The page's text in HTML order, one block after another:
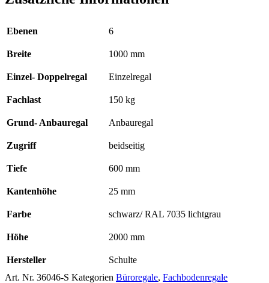
Ebenen 6
Breite 1000 mm
Einzel- Doppelregal Einzelregal
Fachlast 150 kg
Grund- Anbauregal Anbauregal
Zugriff beidseitig
Tiefe 600 mm
Kantenhöhe 25 mm
Farbe schwarz/ RAL 7035 lichtgrau
Höhe 2000 mm
Hersteller
Schulte
Art. Nr. 36046-S Kategorien Büroregale, Fachbodenregale